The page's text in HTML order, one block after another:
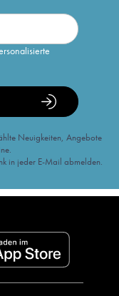
Neuigkeiten, Angebote
in jeder E-Mail abmelden.